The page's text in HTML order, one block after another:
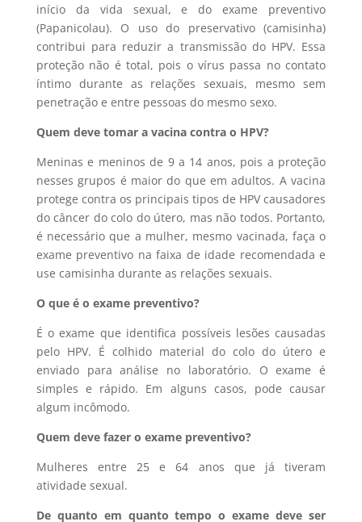
início da vida sexual, e do exame preventivo
(Papanicolau). O uso do preservativo (camisinha)
contribui para reduzir a transmissão do HPV. Essa
proteção não é total, pois o vírus passa no contato
íntimo durante as relações sexuais, mesmo sem
penetração e entre pessoas do mesmo sexo.
Quem deve tomar a vacina contra o HPV?
Meninas e meninos de 9 a 14 anos, pois a proteção
nesses grupos é maior do que em adultos. A vacina
protege contra os principais tipos de HPV causadores
do câncer do colo do útero, mas não todos. Portanto,
é necessário que a mulher, mesmo vacinada, faça o
exame preventivo na faixa de idade recomendada e
use camisinha durante as relações sexuais.
O que é o exame preventivo?
É o exame que identifica possíveis lesões causadas
pelo HPV. É colhido material do colo do útero e
enviado para análise no laboratório. O exame é
simples e rápido. Em alguns casos, pode causar
algum incômodo.
Quem deve fazer o exame preventivo?
Mulheres entre 25 e 64 anos que já tiveram
atividade sexual.
De quanto em quanto tempo o exame deve ser